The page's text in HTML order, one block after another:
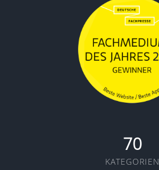
70
KATEGORIEN